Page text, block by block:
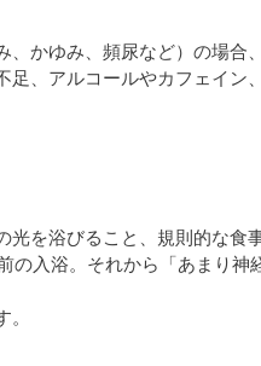
かゆみ、頻尿など）の場合、
足、アルコールやカフェイン
を浴びること、規則的な食
入浴。それから「あまり神